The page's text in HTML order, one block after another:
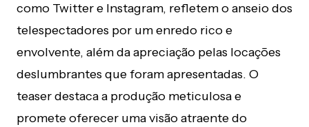
como Twitter e Instagram, refletem o anseio dos
telespectadores por um enredo rico e
envolvente, além da apreciação pelas locações
deslumbrantes que foram apresentadas. O
teaser destaca a produção meticulosa e
promete oferecer uma visão atraente do